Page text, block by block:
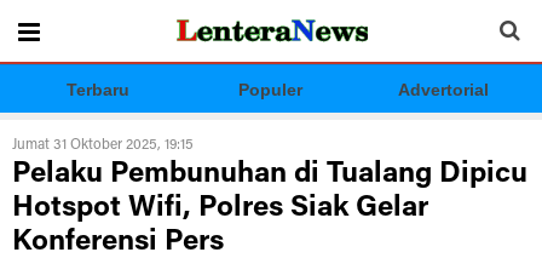
Terbaru Populer Advertorial
Jumat 31 Oktober 2025, 19:15
Pelaku Pembunuhan di Tualang Dipicu
Hotspot Wifi, Polres Siak Gelar
Konferensi Pers